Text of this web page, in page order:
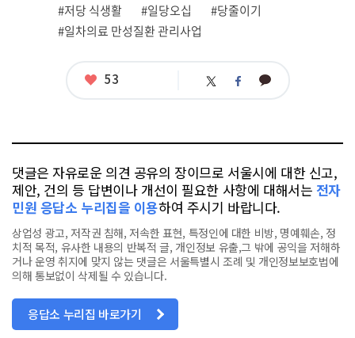
#저당 식생활
#일당오십
#당줄이기
#일차의료 만성질환 관리사업
좋
53 트 페 카
댓글은 자유로운 의견 공유의 장이므로 서울시에 대한 신고,
제안, 건의 등 답변이나 개선이 필요한 사항에 대해서는 전자
민원 응답소 누리집을 이용하여 주시기 바랍니다.
상업성 광고, 저작권 침해, 저속한 표현, 특정인에 대한 비방, 명예훼손, 정
치적 목적, 유사한 내용의 반복적 글, 개인정보 유출,그 밖에 공익을 저해하
거나 운영 취지에 맞지 않는 댓글은 서울특별시 조례 및 개인정보보호법에
의해 통보없이 삭제될 수 있습니다.
응답소 누리집 바로가기